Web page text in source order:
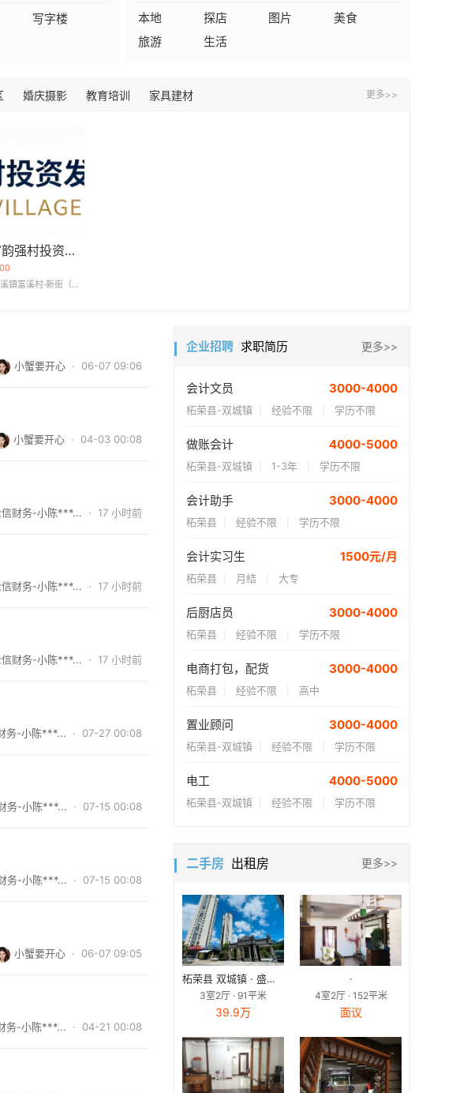
写字楼
本地 探店 图片
美食
旅游
生活
婚庆摄影 教育培训 家具建材 更多>>
柘荣县富韵强村投资发展有限公司
·新街（至归驷桥路口，见指引牌）
小蟹要开心 · 06-07 09:06
小蟹要开心 · 04-03 00:08
信财务-小陈***... · 17 小时前
信财务-小陈***... · 17 小时前
信财务-小陈***... · 17 小时前
务-小陈***... · 07-27 00:08
务-小陈***... · 07-15 00:08
务-小陈***... · 07-15 00:08
小蟹要开心 · 06-07 09:05
务-小陈***... · 04-21 00:08
企业招聘 求职简历 更多>>
会计文员 3000-4000
柘荣县-双城镇 经验不限 学历不限
做账会计 4000-5000
柘荣县-双城镇 1-3年 学历不限
会计助手 3000-4000
柘荣县 经验不限 学历不限
会计实习生 1500元/月
柘荣县 月结 大专
后厨店员 3000-4000
柘荣县 经验不限 学历不限
电商打包，配货 3000-4000
柘荣县 经验不限 高中
置业顾问 3000-4000
柘荣县-双城镇 经验不限 学历不限
电工 4000-5000
柘荣县-双城镇 经验不限 学历不限
二手房 出租房 更多>>
柘荣县 双城镇 · 盛丰新城
3室2厅 · 91平米
39.9万
·
4室2厅 · 152平米
面议